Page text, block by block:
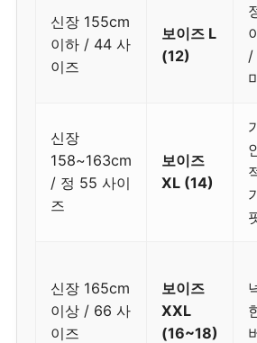
신장 155cm
이하 / 44 사
이즈
보이즈 L
(12)
/
신장
158~163cm
/ 정 55 사이
즈
보이즈
XL (14)
신장 165cm
이상 / 66 사
이즈
보이즈
XXL
(16~18)